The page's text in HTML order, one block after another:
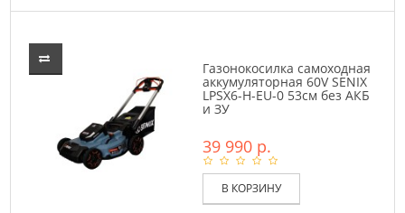
Газонокосилка самоходная
аккумуляторная 60V SENIX
LPSX6-H-EU-0 53см без АКБ
и ЗУ
39 990 р.
В КОРЗИНУ